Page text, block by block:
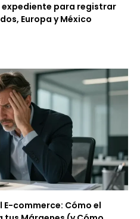
para registrar
Europa y México
E-commerce: Cómo el